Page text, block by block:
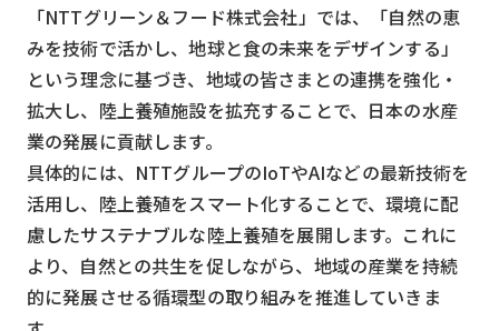
「NTTグリーン＆フード株式会社」では、「自然の恵
みを技術で活かし、地球と食の未来をデザインする」
という理念に基づき、地域の皆さまとの連携を強化・
拡大し、陸上養殖施設を拡充することで、日本の水産
業の発展に貢献します。
具体的には、NTTグループのIoTやAIなどの最新技術を
活用し、陸上養殖をスマート化することで、環境に配
慮したサステナブルな陸上養殖を展開します。これに
より、自然との共生を促しながら、地域の産業を持続
的に発展させる循環型の取り組みを推進していきま